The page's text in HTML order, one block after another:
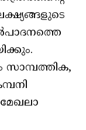
സാമ്പത്തിക,
മേഖലാ